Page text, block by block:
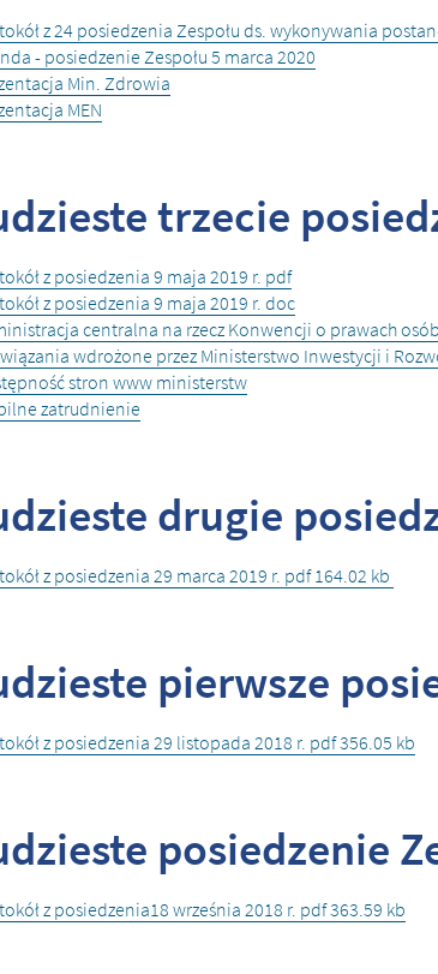
z 24 posiedzenia Zespołu ds. wykonywania
- posiedzenie Zespołu 5 marca 2020
Min. Zdrowia
MEN
trzecie
z posiedzenia 9 maja 2019 r. pdf
z posiedzenia 9 maja 2019 r. doc
centralna na rzecz Konwencji o prawach
wdrożone przez Ministerstwo Inwestycji i
stron www ministerstw
zatrudnienie
drugie
z posiedzenia 29 marca 2019 r. pdf 164.02 kb
pierwsze
z posiedzenia 29 listopada 2018 r. pdf 356.05 kb
posiedzenie
z posiedzenia18 września 2018 r. pdf 363.59 kb